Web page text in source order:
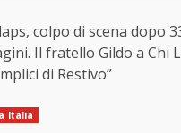
colpo di scena dopo
Il fratello Gildo a Chi
di Restivo”
Italia